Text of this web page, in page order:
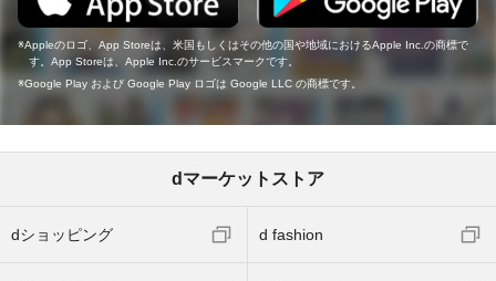
Appleのロゴ、App Storeは、米国もしくはその他の国や地域におけるApple Inc.の商標で
す。App Storeは、Apple Inc.のサービスマークです。
Google Play および Google Play ロゴは Google LLC の商標です。
dマーケットストア
dショッピング d fashion